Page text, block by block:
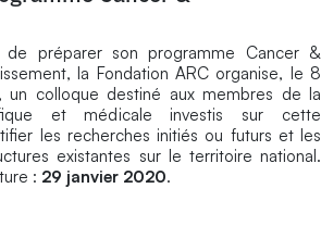
de préparer son programme Cancer &
la Fondation ARC organise, le 8
un colloque destiné aux membres de la
et médicale investis sur cette
les recherches initiés ou futurs et les
existantes sur le territoire national.
: 29 janvier 2020.